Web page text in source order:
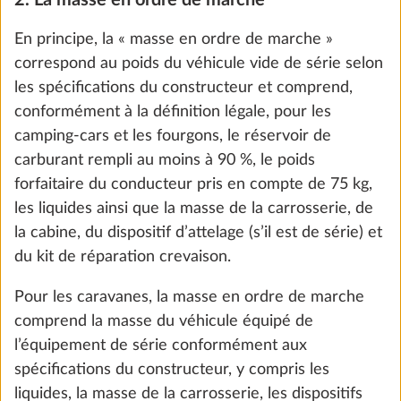
cookies and customization options by clicking on
the "Show details" link.
Show details Decline Accept all
DE SÉRIE
plan d’aménagement dans les données techniques.
Un poids forfaitaire de 75 kg est appliqué pour
chaque personne transportée, quel que soit le poids
réel des passagers. Le conducteur ayant déjà été
pris en compte dans la masse en ordre de marche, il
n’est pas ajouté à la masse des passagers. Par
conséquent, pour un véhicule dont le nombre de
personnes autorisées en ordre de marche est de 4,
la masse des passagers est de 225 kg (3*75 kg).
également indiqué pour chaque plan
d’aménagement dans les données techniques.
Toutefois, le nombre de couchages ne constitue pas
une masse distincte à prendre en compte dans le